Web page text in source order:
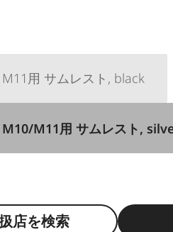
M11用 サムレスト, black
M10/M11用 サムレスト,
店を検索